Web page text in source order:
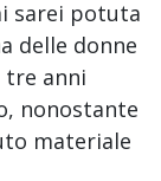
sarei potuta
delle donne
tre anni
nonostante
materiale